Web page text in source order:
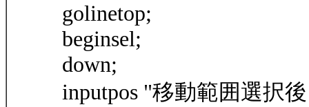
golinetop;
beginsel;
down;
inputpos "移動範囲選択